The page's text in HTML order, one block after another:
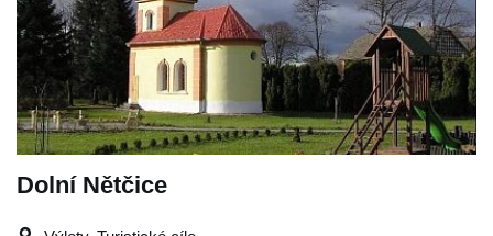
Dolní Nětčice